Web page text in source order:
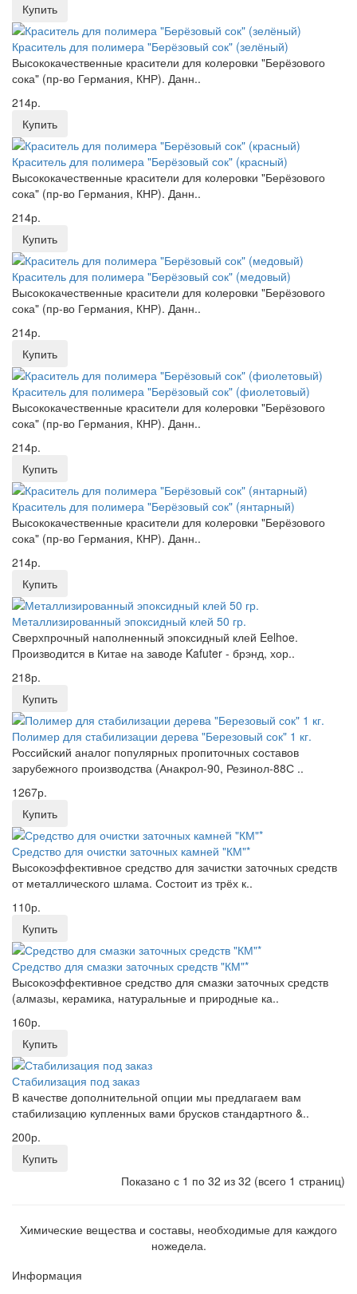
Купить
Краситель для полимера "Берёзовый сок" (зелёный)
Высококачественные красители для колеровки "Берёзового
сока" (пр-во Германия, КНР). Данн..
214р.
Купить
Краситель для полимера "Берёзовый сок" (красный)
Высококачественные красители для колеровки "Берёзового
сока" (пр-во Германия, КНР). Данн..
214р.
Купить
Краситель для полимера "Берёзовый сок" (медовый)
Высококачественные красители для колеровки "Берёзового
сока" (пр-во Германия, КНР). Данн..
214р.
Купить
Краситель для полимера "Берёзовый сок" (фиолетовый)
Высококачественные красители для колеровки "Берёзового
сока" (пр-во Германия, КНР). Данн..
214р.
Купить
Краситель для полимера "Берёзовый сок" (янтарный)
Высококачественные красители для колеровки "Берёзового
сока" (пр-во Германия, КНР). Данн..
214р.
Купить
Металлизированный эпоксидный клей 50 гр.
Сверхпрочный наполненный эпоксидный клей Eelhoe.
Производится в Китае на заводе Kafuter - брэнд, хор..
218р.
Купить
Полимер для стабилизации дерева "Березовый сок" 1 кг.
Российский аналог популярных пропиточных составов
зарубежного производства (Анакрол-90, Резинол-88С ..
1267р.
Купить
Средство для очистки заточных камней "КМ"*
Высокоэффективное средство для зачистки заточных средств
от металлического шлама. Состоит из трёх к..
110р.
Купить
Средство для смазки заточных средств "КМ"*
Высокоэффективное средство для смазки заточных средств
(алмазы, керамика, натуральные и природные ка..
160р.
Купить
Стабилизация под заказ
В качестве дополнительной опции мы предлагаем вам
стабилизацию купленных вами брусков стандартного &..
200р.
Купить
Показано с 1 по 32 из 32 (всего 1 страниц)
Химические вещества и составы, необходимые для каждого
ножедела.
Информация